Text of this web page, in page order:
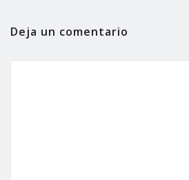
Deja un comentario